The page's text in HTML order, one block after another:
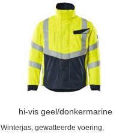
hi-vis geel/donkermarine
Winterjas, gewatteerde voering,